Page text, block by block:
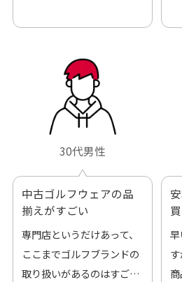
30代男性
中古ゴルフウェアの品
揃えがすごい
専門店というだけあって、
ここまでゴルフブランドの
取り扱いがあるのはすご